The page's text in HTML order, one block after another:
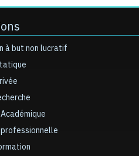
à but non lucratif